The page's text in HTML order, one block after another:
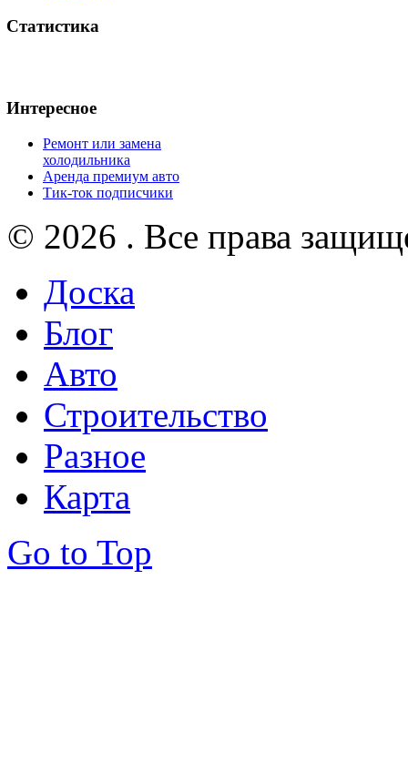
Статистика
Интересное
Ремонт или замена
холодильника
Аренда премиум авто
Тик-ток подписчики
© 2026 . Все права
Доска
Блог
Авто
Строительство
Разное
Карта
Go to Top